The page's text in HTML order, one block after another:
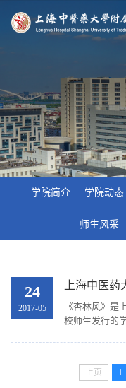
学院简介 学院动态
师生风采
24
2017-05
上海中医
《杏林风》是
校师生发行的
创作能力”为
面和临床实习
上页 1